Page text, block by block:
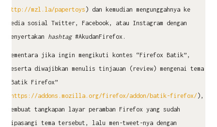
http://mzl.la/papertoys ) dan kemudian mengunggahnya ke
media sosial Twitter, Facebook, atau Instagram dengan
menyertakan hashtag#AkudanFirefox.
Sementara jika ingin mengikuti kontes “Firefox Batik”,
peserta diwajibkan menulis tinjauan (review) mengenai tema
“Batik Firefox”
https://addons.mozilla.org/firefox/addon/batik-firefox/ ),
membuat tangkapan layar peramban Firefox yang sudah
dipasangi tema tersebut, lalu men-tweet-nya dengan